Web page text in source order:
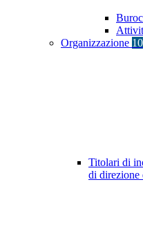
Organizzazione 10
Titolari di
di direzione